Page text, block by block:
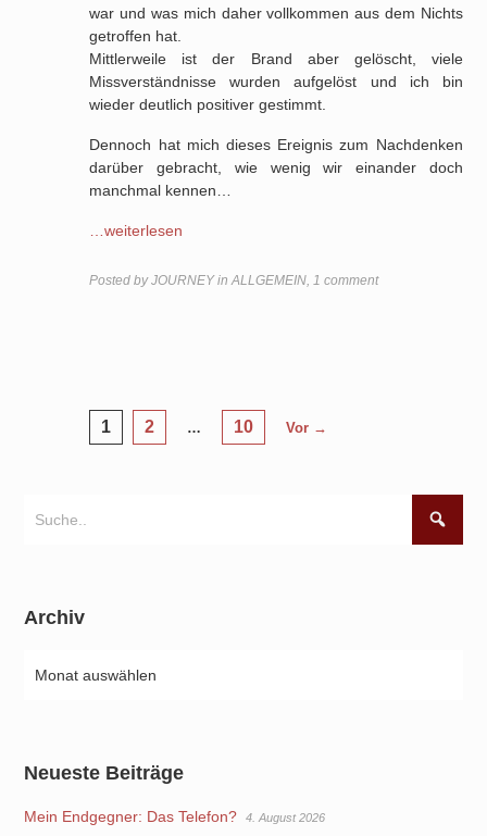
war und was mich daher vollkommen aus dem Nichts
getroffen hat.
Mittlerweile ist der Brand aber gelöscht, viele
Missverständnisse wurden aufgelöst und ich bin
wieder deutlich positiver gestimmt.
Dennoch hat mich dieses Ereignis zum Nachdenken
darüber gebracht, wie wenig wir einander doch
manchmal kennen…
…weiterlesen
Posted by JOURNEY in ALLGEMEIN,1 comment
Seitennummerierung
der
1 2 … 10 Vor →
Archiv
Neueste Beiträge
Mein Endgegner: Das Telefon? 4. August 2026